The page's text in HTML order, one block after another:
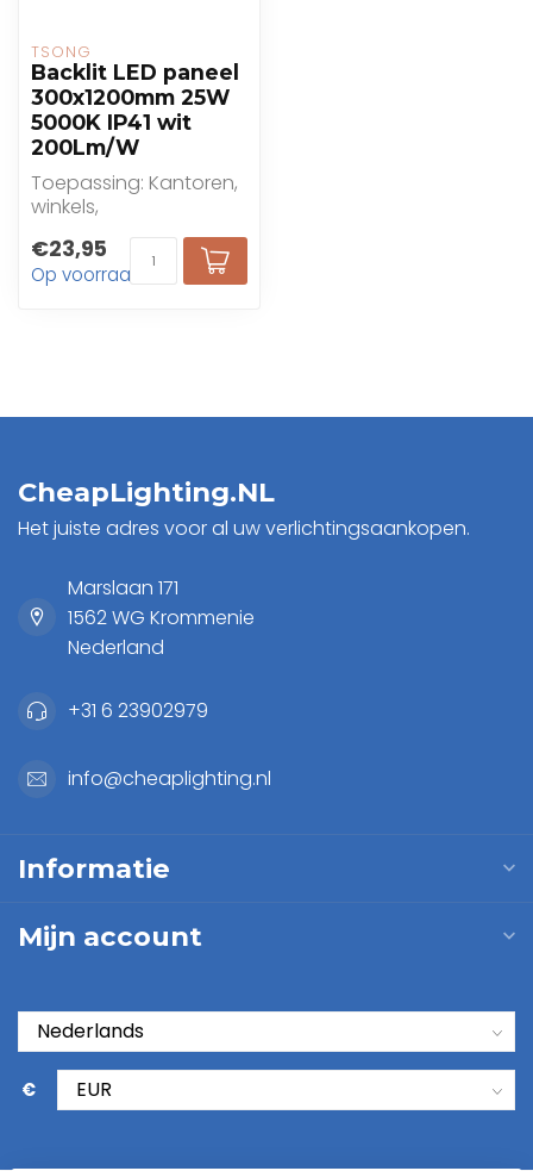
TSONG
Backlit LED paneel
300x1200mm 25W
5000K IP41 wit
200Lm/W
Toepassing: Kantoren,
winkels,
gezondheidszorg,
onderwijs
€23,95
Op voorraad
CheapLighting.NL
Het juiste adres voor al uw verlichtingsaankopen.
Marslaan 171
1562 WG Krommenie
Nederland
+31 6 23902979
info@cheaplighting.nl
Informatie
Mijn account
€